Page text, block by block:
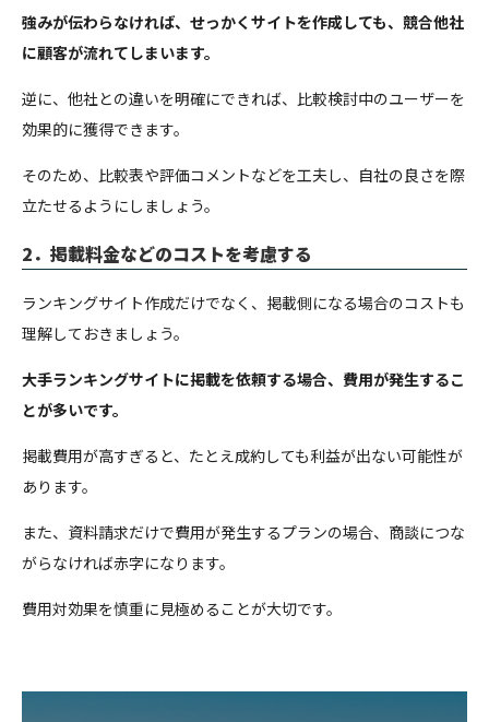
強みが伝わらなければ、せっかくサイトを作成しても、競合他社
に顧客が流れてしまいます。
逆に、他社との違いを明確にできれば、比較検討中のユーザーを
効果的に獲得できます。
そのため、比較表や評価コメントなどを工夫し、自社の良さを際
立たせるようにしましょう。
2．掲載料金などのコストを考慮する
ランキングサイト作成だけでなく、掲載側になる場合のコストも
理解しておきましょう。
大手ランキングサイトに掲載を依頼する場合、費用が発生するこ
とが多いです。
掲載費用が高すぎると、たとえ成約しても利益が出ない可能性が
あります。
また、資料請求だけで費用が発生するプランの場合、商談につな
がらなければ赤字になります。
費用対効果を慎重に見極めることが大切です。